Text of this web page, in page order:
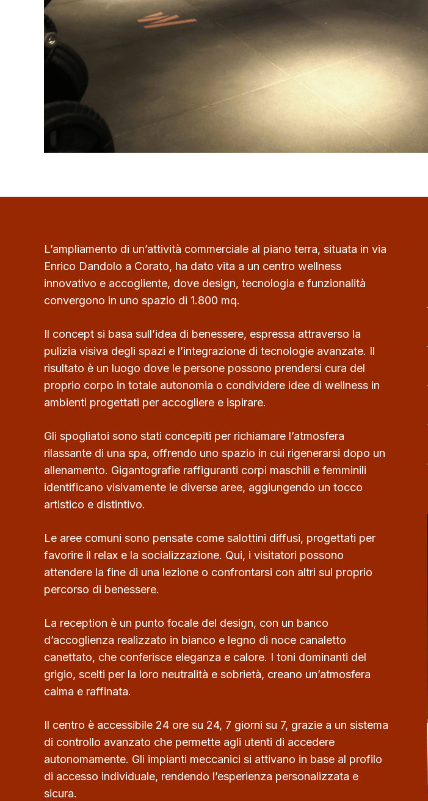
L’ampliamento di un’attività commerciale al piano terra, situata in via
Enrico Dandolo a Corato, ha dato vita a un centro wellness
innovativo e accogliente, dove design, tecnologia e funzionalità
convergono in uno spazio di 1.800 mq.
Il concept si basa sull’idea di benessere, espressa attraverso la
pulizia visiva degli spazi e l’integrazione di tecnologie avanzate. Il
risultato è un luogo dove le persone possono prendersi cura del
proprio corpo in totale autonomia o condividere idee di wellness in
ambienti progettati per accogliere e ispirare.
Gli spogliatoi sono stati concepiti per richiamare l’atmosfera
rilassante di una spa, offrendo uno spazio in cui rigenerarsi dopo un
allenamento. Gigantografie raffiguranti corpi maschili e femminili
identificano visivamente le diverse aree, aggiungendo un tocco
artistico e distintivo.
Le aree comuni sono pensate come salottini diffusi, progettati per
favorire il relax e la socializzazione. Qui, i visitatori possono
attendere la fine di una lezione o confrontarsi con altri sul proprio
percorso di benessere.
La reception è un punto focale del design, con un banco
d’accoglienza realizzato in bianco e legno di noce canaletto
canettato, che conferisce eleganza e calore. I toni dominanti del
grigio, scelti per la loro neutralità e sobrietà, creano un’atmosfera
calma e raffinata.
Il centro è accessibile 24 ore su 24, 7 giorni su 7, grazie a un sistema
di controllo avanzato che permette agli utenti di accedere
autonomamente. Gli impianti meccanici si attivano in base al profilo
di accesso individuale, rendendo l’esperienza personalizzata e
sicura.